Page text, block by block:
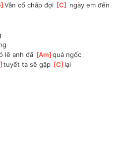
]
Vẫn cố chấp đợi [C
ngày em đến
lẽ anh đã [Am ]
quá ngốc
]tuyết ta sẽ gặp [C ]lại